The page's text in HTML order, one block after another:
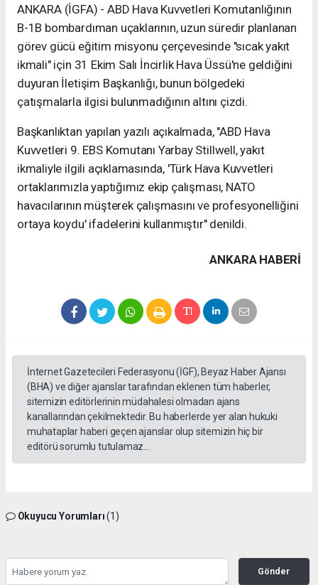
ANKARA (İGFA) - ABD Hava Kuvvetleri Komutanlığının
B-1B bombardıman uçaklarının, uzun süredir planlanan
görev gücü eğitim misyonu çerçevesinde "sıcak yakıt
ikmali" için 31 Ekim Salı İncirlik Hava Üssü'ne geldiğini
duyuran İletişim Başkanlığı, bunun bölgedeki
çatışmalarla ilgisi bulunmadığının altını çizdi.
Başkanlıktan yapılan yazılı açıkalmada, "ABD Hava
Kuvvetleri 9. EBS Komutanı Yarbay Stillwell, yakıt
ikmaliyle ilgili açıklamasında, 'Türk Hava Kuvvetleri
ortaklarımızla yaptığımız ekip çalışması, NATO
havacılarının müşterek çalışmasını ve profesyonelliğini
ortaya koydu' ifadelerini kullanmıştır" denildi.
ANKARA HABERİ
İnternet Gazetecileri Federasyonu (İGF), Beyaz Haber Ajansı
(BHA) ve diğer ajanslar tarafından eklenen tüm haberler,
sitemizin editörlerinin müdahalesi olmadan ajans
kanallarından çekilmektedir. Bu haberlerde yer alan hukuki
muhataplar haberi geçen ajanslar olup sitemizin hiç bir
editörü sorumlu tutulamaz...
Okuyucu Yorumları(1)
Gönder